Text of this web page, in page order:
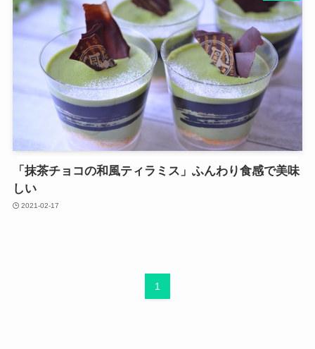
「抹茶チョコの和風ティラミス」ふんわり食感で美味
しい
2021-02-17
1